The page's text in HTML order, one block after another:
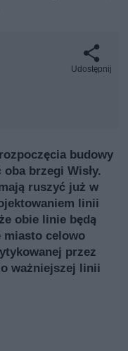
Udostępnij
budowy
brzegi Wisły.
ruszyć już w
linii
obie linie będą
miasto celowo
przez
ważniejszej linii